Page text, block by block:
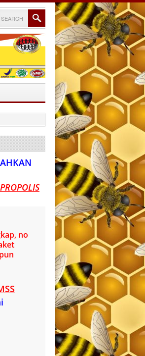
no